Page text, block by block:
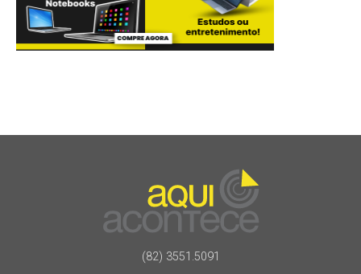
(82) 3551.5091